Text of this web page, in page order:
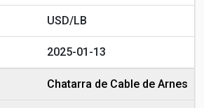
USD/LB
2025-01-13
Chatarra de Cable de Arnes